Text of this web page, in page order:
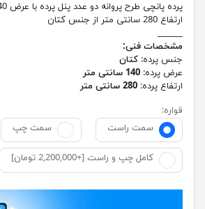
ارتفاع 280 سانتی متر از جنس کتان
______
مشخصات فنی:
جنس پرده: کتان
عرض پرده: 140 سانتی متر
ارتفاع پرده: 280 سانتی متر
قواره:
سمت راست
سمت چپ
کامل چپ و راست [+2,200,000 تومان]